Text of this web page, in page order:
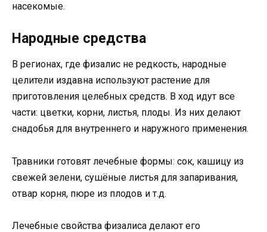
насекомые.
Народные средства
В регионах, где физалис не редкость, народные
целители издавна используют растение для
приготовления целебных средств. В ход идут все
части: цветки, корни, листья, плоды. Из них делают
снадобья для внутреннего и наружного применения.
Травники готовят лечебные формы: сок, кашицу из
свежей зелени, сушёные листья для запаривания,
отвар корня, пюре из плодов и т.д.
Лечебные свойства физалиса делают его